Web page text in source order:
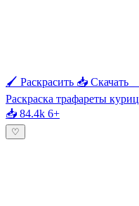
🖌 Раскрасить 📥 Скачать
Раскраска трафареты
📥 84.4k 6+
♡